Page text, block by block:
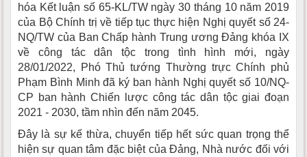
hóa Kết luận số 65-KL/TW ngày 30 tháng 10 năm 2019
của Bộ Chính trị về tiếp tục thực hiện Nghị quyết số 24-
NQ/TW của Ban Chấp hành Trung ương Đảng khóa IX
về công tác dân tộc trong tình hình mới, ngày
28/01/2022, Phó Thủ tướng Thường trực Chính phủ
Phạm Bình Minh đã ký ban hành Nghị quyết số 10/NQ-
CP ban hành Chiến lược công tác dân tộc giai đoạn
2021 - 2030, tầm nhìn đến năm 2045.
Đây là sự kế thừa, chuyển tiếp hết sức quan trọng thể
hiện sự quan tâm đặc biệt của Đảng, Nhà nước đối với